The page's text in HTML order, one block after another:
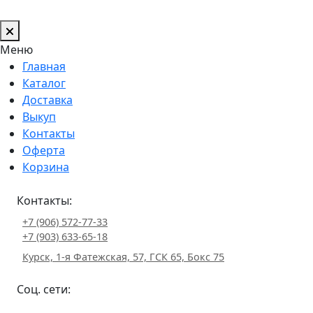
Меню
Главная
Каталог
Доставка
Выкуп
Контакты
Оферта
Корзина
Контакты:
+7 (906) 572-77-33
+7 (903) 633-65-18
Курск, 1-я Фатежская, 57, ГСК 65, Бокс 75
Соц. сети: